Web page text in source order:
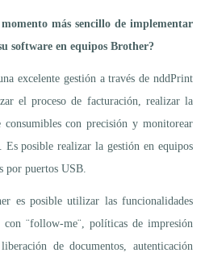
más sencillo de implementar
software en equipos Brother?
excelente gestión a través de nddPrint
el proceso de facturación, realizar la
con precisión y monitorear
posible realizar la gestión en equipos
por puertos USB.
es posible utilizar las funcionalidades
¨follow-me¨, políticas de impresión
de documentos, autenticación